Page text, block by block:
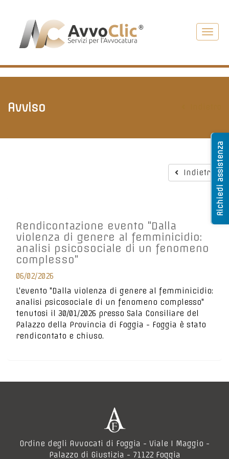
Richiedi assistenza
Avviso
Indietro
Rendicontazione evento "Dalla
violenza di genere al femminicidio:
analisi psicosociale di un fenomeno
complesso"
06/02/2026
L'evento "Dalla violenza di genere al femminicidio:
analisi psicosociale di un fenomeno complesso"
tenutosi il 30/01/2026 presso Sala Consiliare del
Palazzo della Provincia di Foggia - Foggia è stato
rendicontato e chiuso.
Ordine degli Avvocati di Foggia - Viale I Maggio -
Palazzo di Giustizia - 71122 Foggia